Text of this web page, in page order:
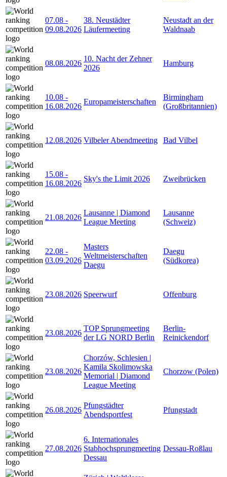
07.08 -
09.08.2026
38. Neustädter
Läufermeeting
Neustadt an der
Waldnaab
08.08.2026
10. Nacht der Zehner
2026
Hamburg
10.08 -
16.08.2026
Europameisterschaften
Birmingham
(Großbritannien)
12.08.2026 Vilbeler Abendmeeting Bad Vilbel
15.08 -
16.08.2026
Sky's the Limit 2026 Zweibrücken
21.08.2026
Lausanne | Diamond
League Meeting
Lausanne
(Schweiz)
22.08 -
03.09.2026
Masters
Weltmeisterschaften
Daegu
Daegu
(Südkorea)
23.08.2026 Speerwurf Offenburg
23.08.2026
TOP Sprungmeeting
der LG NORD Berlin
Berlin-
Reinickendorf
23.08.2026
Chorzów, Schlesien |
Kamila Skolimowska
Memorial | Diamond
League Meeting
Chorzow (Polen)
26.08.2026
Pfungstädter
Abendsportfest
Pfungstadt
27.08.2026
6. Internationales
Stabhochsprungmeeting
Dessau
Dessau-Roßlau